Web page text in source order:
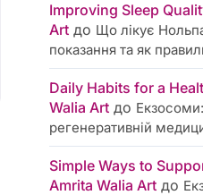
Improving Sleep
Art до Що лікує
показання та як
Daily Habits for a
Walia Art до
регенеративній
Simple Ways to
Amrita Walia Art до